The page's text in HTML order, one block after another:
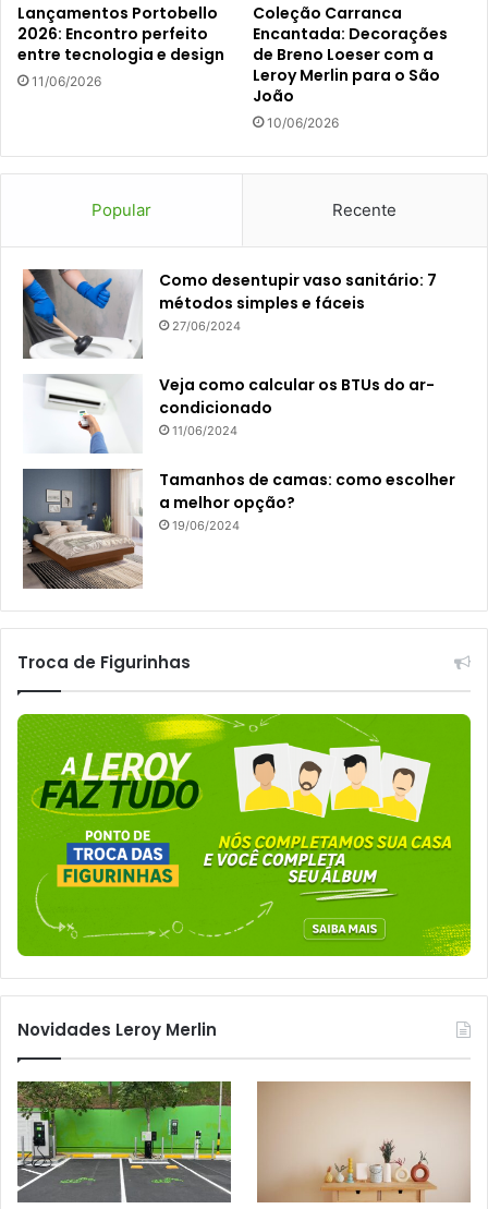
Lançamentos Portobello
2026: Encontro perfeito
entre tecnologia e design
11/06/2026
Coleção Carranca
Encantada: Decorações
de Breno Loeser com a
Leroy Merlin para o São
João
10/06/2026
Popular Recente
Como desentupir vaso sanitário: 7
métodos simples e fáceis
27/06/2024
Veja como calcular os BTUs do ar-
condicionado
11/06/2024
Tamanhos de camas: como escolher
a melhor opção?
19/06/2024
Troca de Figurinhas
Novidades Leroy Merlin